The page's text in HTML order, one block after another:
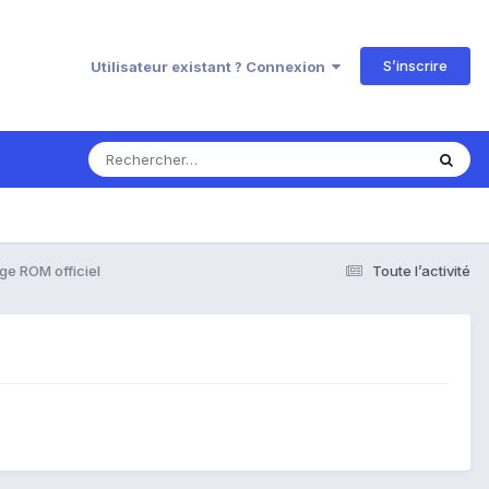
Utilisateur existant ? Connexion S’inscrire
Toute l’activité
ROM officiel